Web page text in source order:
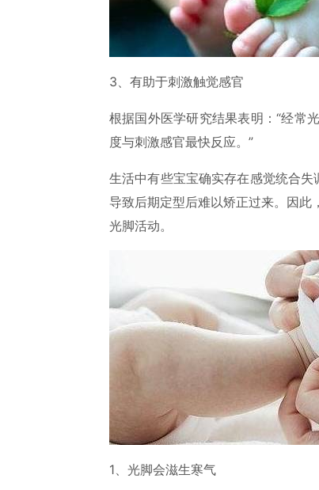
3、有助于刺激触觉感官
根据国外医学研究结果表明：“经常
度与刺激感官最快反应。”
生活中有些宝宝确实存在感觉统合
导致后期定型后难以矫正过来。因
光脚活动。
1、光脚会滋生寒气